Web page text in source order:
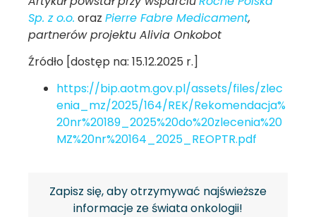
Sp. z o.o. oraz Pierre Fabre Medicament,
partnerów projektu Alivia Onkobot
Źródło [dostęp na: 15.12.2025 r.]
https://bip.aotm.gov.pl/assets/files/zlec
enia_mz/2025/164/REK/Rekomendacja%
20nr%20189_2025%20do%20zlecenia%20
MZ%20nr%20164_2025_REOPTR.pdf
Zapisz się, aby otrzymywać najświeższe
informacje ze świata onkologii!